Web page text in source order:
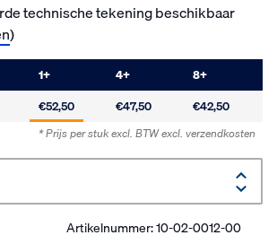
technische tekening beschikbaar
)
1+ 4+ 8+
€52,50 €47,50 €42,50
* Prijs per stuk excl. BTWexcl. verzendkosten
Artikelnummer:10-02-0012-00